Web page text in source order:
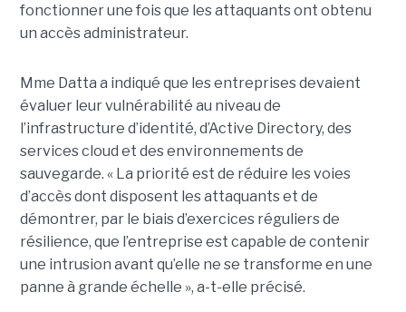
fonctionner une fois que les attaquants ont obtenu
un accès administrateur.
Mme Datta a indiqué que les entreprises devaient
évaluer leur vulnérabilité au niveau de
l’infrastructure d’identité, d’Active Directory, des
services cloud et des environnements de
sauvegarde. « La priorité est de réduire les voies
d’accès dont disposent les attaquants et de
démontrer, par le biais d’exercices réguliers de
résilience, que l’entreprise est capable de contenir
une intrusion avant qu’elle ne se transforme en une
panne à grande échelle », a-t-elle précisé.